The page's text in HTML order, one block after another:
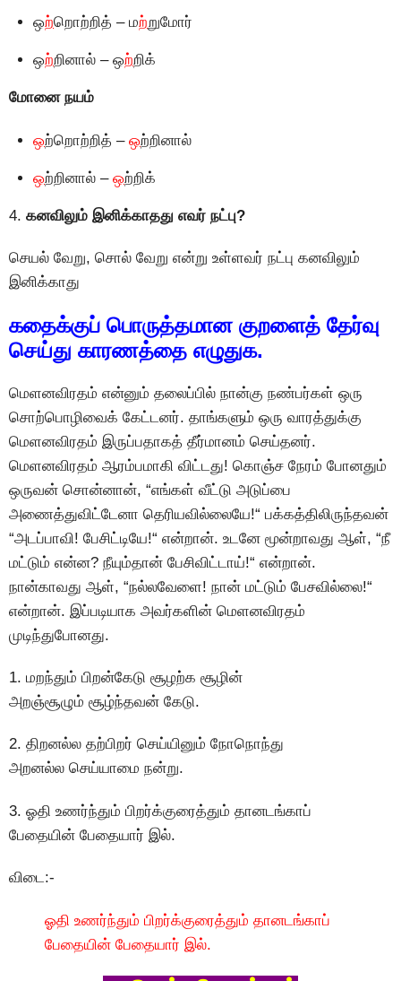
ஒற்றொற்றித் – மற்றுமோர்
ஒற்றினால் – ஒற்றிக்
மோனை நயம்
ஒற்றொற்றித் – ஒற்றினால்
ஒற்றினால் – ஒற்றிக்
4. கனவிலும் இனிக்காதது எவர் நட்பு?
செயல் வேறு, சொல் வேறு என்று உள்ளவர் நட்பு கனவிலும்
இனிக்காது
கதைக்குப் பொருத்தமான குறளைத் தேர்வு
செய்து காரணத்தை எழுதுக.
மெளனவிரதம் என்னும் தலைப்பில் நான்கு நண்பர்கள் ஒரு
சொற்பொழிவைக் கேட்டனர். தாங்களும் ஒரு வாரத்துக்கு
மெளனவிரதம் இருப்பதாகத் தீர்மானம் செய்தனர்.
மெளனவிரதம் ஆரம்பமாகி விட்டது! கொஞ்ச நேரம் போனதும்
ஒருவன் சொன்னான், “எங்கள் வீட்டு அடுப்பை
அணைத்துவிட்டேனா தெரியவில்லையே!“ பக்கத்திலிருந்தவன்
“அடப்பாவி! பேசிட்டியே!“ என்றான். உடனே மூன்றாவது ஆள், “நீ
மட்டும் என்ன? நீயும்தான் பேசிவிட்டாய்!“ என்றான்.
நான்காவது ஆள், “நல்லவேளை! நான் மட்டும் பேசவில்லை!“
என்றான். இப்படியாக அவர்களின் மெளனவிரதம்
முடிந்துபோனது.
1. மறந்தும் பிறன்கேடு சூழற்க சூழின்
அறஞ்சூழும் சூழ்ந்தவன் கேடு.
2. திறனல்ல தற்பிறர் செய்யினும் நோநொந்து
அறனல்ல செய்யாமை நன்று.
3. ஓதி உணர்ந்தும் பிறர்க்குரைத்தும் தானடங்காப்
பேதையின் பேதையார் இல்.
விடை:-
ஓதி உணர்ந்தும் பிறர்க்குரைத்தும் தானடங்காப்
பேதையின் பேதையார் இல்.